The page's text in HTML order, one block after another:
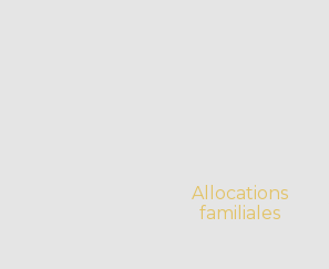
Allocations
familiales